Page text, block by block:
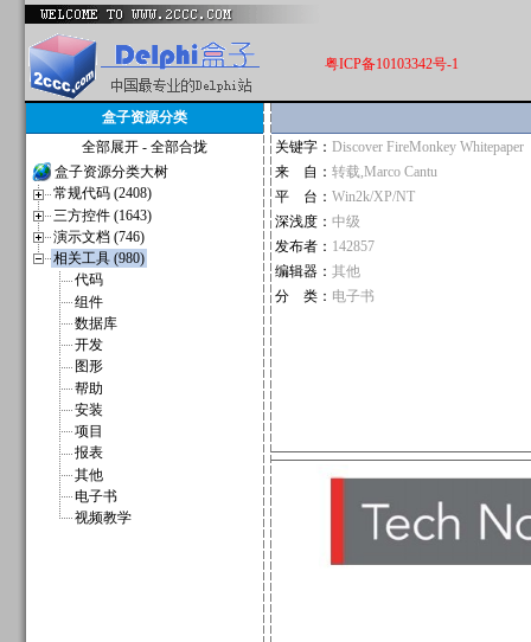
粤ICP备10103342号-1
盒子资源分类
全部展开 - 全部合拢
盒子资源分类大树
常规代码 (2408)
三方控件 (1643)
演示文档 (746)
相关工具 (980)
代码
组件
数据库
开发
图形
帮助
安装
项目
报表
其他
电子书
视频教学
关键字： Discover FireMonkey Whitepaper
来 自： 转载,Marco Cantu
平 台： Win2k/XP/NT
深浅度： 中级
发布者： 142857
编辑器： 其他
分 类： 电子书